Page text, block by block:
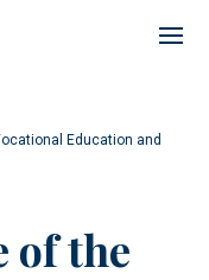
Education and
of the